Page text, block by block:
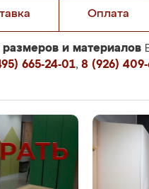
Оплата
размеров и материалов
665-24-01, 8 (926) 409-